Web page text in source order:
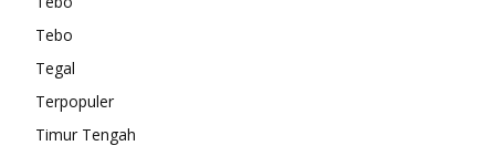
Tebo
Tegal
Terpopuler
Timur Tengah